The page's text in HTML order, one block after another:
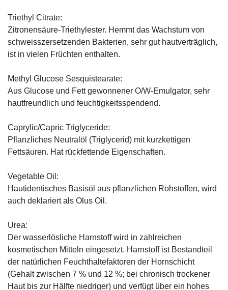
Triethyl Citrate:
Zitronensäure-Triethylester. Hemmt das Wachstum von
schweisszersetzenden Bakterien, sehr gut hautverträglich,
ist in vielen Früchten enthalten.
Methyl Glucose Sesquistearate:
Aus Glucose und Fett gewonnener O/W-Emulgator, sehr
hautfreundlich und feuchtigkeitsspendend.
Caprylic/Capric Triglyceride:
Pflanzliches Neutralöl (Triglycerid) mit kurzkettigen
Fettsäuren. Hat rückfettende Eigenschaften.
Vegetable Oil:
Hautidentisches Basisöl aus pflanzlichen Rohstoffen, wird
auch deklariert als Olus Oil.
Urea:
Der wasserlösliche Harnstoff wird in zahlreichen
kosmetischen Mitteln eingesetzt. Harnstoff ist Bestandteil
der natürlichen Feuchthaltefaktoren der Hornschicht
(Gehalt zwischen 7 % und 12 %; bei chronisch trockener
Haut bis zur Hälfte niedriger) und verfügt über ein hohes